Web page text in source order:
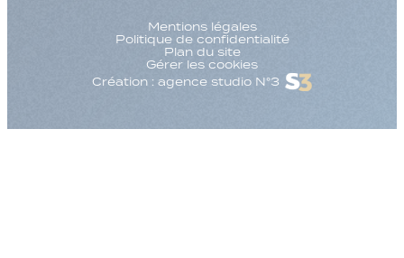
Mentions légales
Politique de confidentialité
Plan du site
Gérer les cookies
Création : agence studio N°3